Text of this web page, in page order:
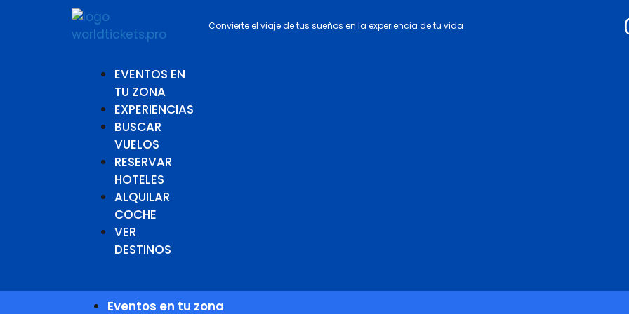
Convierte el viaje de tus sueños en la experiencia de tu vida
EVENTOS EN
TU ZONA
EXPERIENCIAS
BUSCAR
VUELOS
RESERVAR
HOTELES
ALQUILAR
COCHE
VER
DESTINOS
Eventos en tu zona